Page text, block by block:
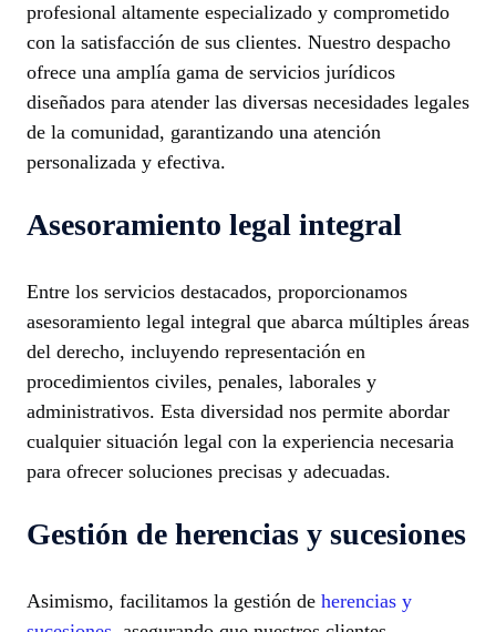
profesional altamente especializado y comprometido
con la satisfacción de sus clientes. Nuestro despacho
ofrece una amplía gama de servicios jurídicos
diseñados para atender las diversas necesidades legales
de la comunidad, garantizando una atención
personalizada y efectiva.
Asesoramiento legal integral
Entre los servicios destacados, proporcionamos
asesoramiento legal integral que abarca múltiples áreas
del derecho, incluyendo representación en
procedimientos civiles, penales, laborales y
administrativos. Esta diversidad nos permite abordar
cualquier situación legal con la experiencia necesaria
para ofrecer soluciones precisas y adecuadas.
Gestión de herencias y sucesiones
Asimismo, facilitamos la gestión de herencias y